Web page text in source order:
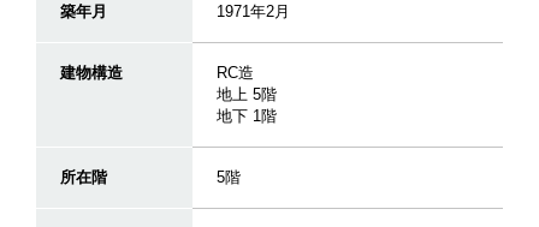
築年月 1971年2月
建物構造
RC造
地上 5階
地下 1階
所在階 5階